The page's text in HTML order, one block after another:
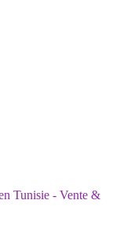
Tunisie - Vente &